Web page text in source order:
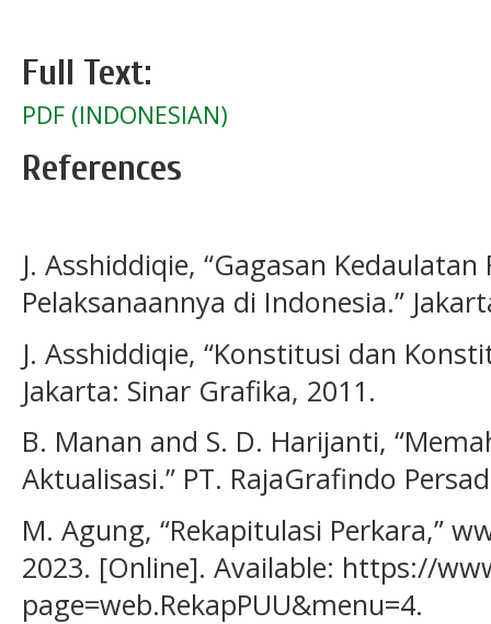
Full Text:
PDF (INDONESIAN)
References
J. Asshiddiqie, “Gagasan
Pelaksanaannya di Indonesia.”
J. Asshiddiqie, “Konstitusi dan
Jakarta: Sinar Grafika, 2011.
B. Manan and S. D. Harijanti,
Aktualisasi.” PT. RajaGrafindo
M. Agung, “Rekapitulasi Perkara,”
2023. [Online]. Available: https://
page=web.RekapPUU&menu=4.